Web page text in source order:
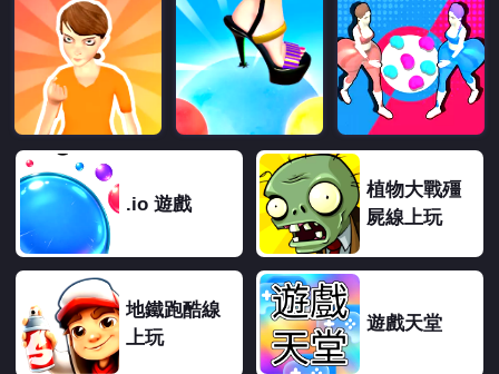
.io 遊戲
植物大戰殭
屍線上玩
地鐵跑酷線
上玩
遊戲天堂